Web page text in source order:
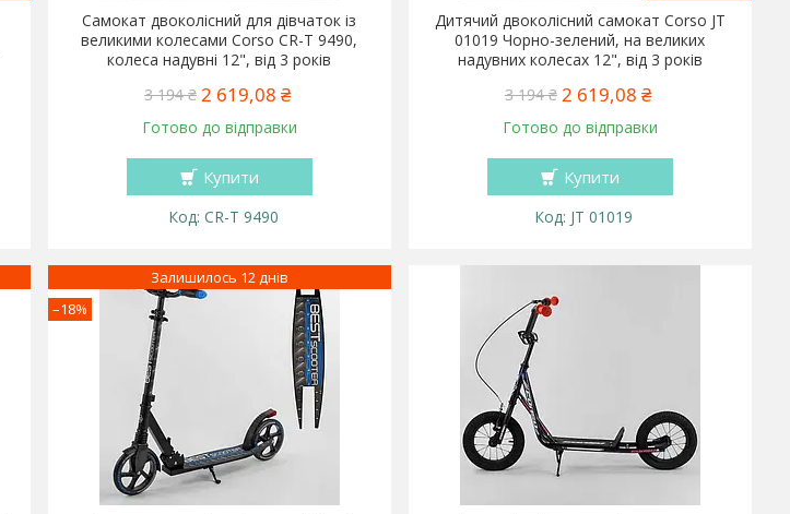
Самокат двоколісний для дівчаток із
великими колесами Corso CR-T 9490,
колеса надувні 12", від 3 років
3 194 ₴ 2 619,08 ₴
Готово до відправки
Купити
CR-T 9490
Дитячий двоколісний самокат Corso JT
01019 Чорно-зелений, на великих
надувних колесах 12", від 3 років
3 194 ₴ 2 619,08 ₴
Готово до відправки
Купити
JT 01019
–18%
Залишилось 12 днів